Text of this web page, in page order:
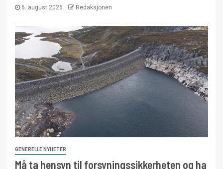
6. august 2026 Redaksjonen
GENERELLE NYHETER
Må ta hensyn til forsyningssikkerheten og ha